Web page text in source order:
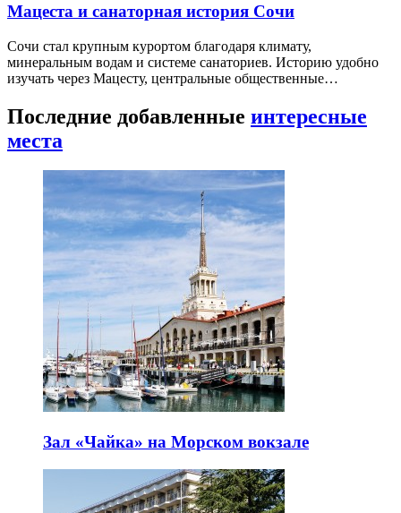
Мацеста и санаторная история Сочи
Сочи стал крупным курортом благодаря климату,
минеральным водам и системе санаториев. Историю удобно
изучать через Мацесту, центральные общественные…
Последние добавленные интересные
места
Зал «Чайка» на Морском вокзале